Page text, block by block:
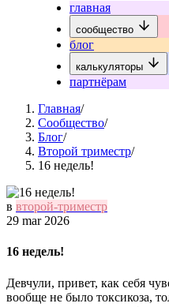
главная
сообщество
блог
калькуляторы
партнёрам
Главная/
Сообщество/
Блог/
Второй триместр/
16 недель!
в второй-триместр
29 mar 2026
16 недель!
Девчули, привет, как себя
вообще не было токсикоза,